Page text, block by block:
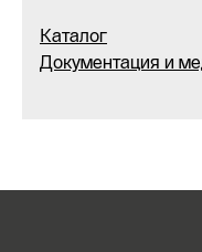
Каталог
Документация и